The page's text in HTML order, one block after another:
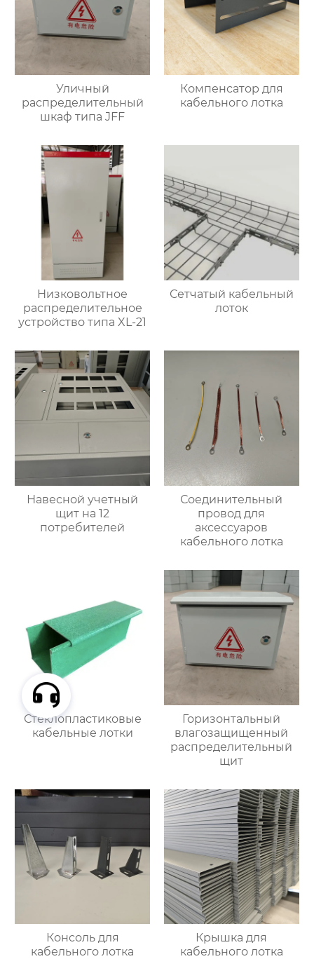
Уличный
распределительный
шкаф типа JFF
Компенсатор для
кабельного лотка
Низковольтное
распределительное
устройство типа XL-21
Сетчатый кабельный
лоток
Навесной учетный
щит на 12
потребителей
Соединительный
провод для
аксессуаров
кабельного лотка
Стеклопластиковые
кабельные лотки
Горизонтальный
влагозащищенный
распределительный
щит
Консоль для
кабельного лотка
Крышка для
кабельного лотка